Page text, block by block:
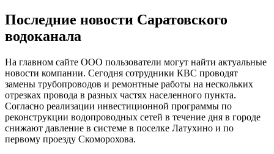
Последние новости Саратовского
водоканала
На главном сайте ООО пользователи могут найти актуальные
новости компании. Сегодня сотрудники КВС проводят
замены трубопроводов и ремонтные работы на нескольких
отрезках провода в разных частях населенного пункта.
Согласно реализации инвестиционной программы по
реконструкции водопроводных сетей в течение дня в городе
снижают давление в системе в поселке Латухино и по
первому проезду Скоморохова.